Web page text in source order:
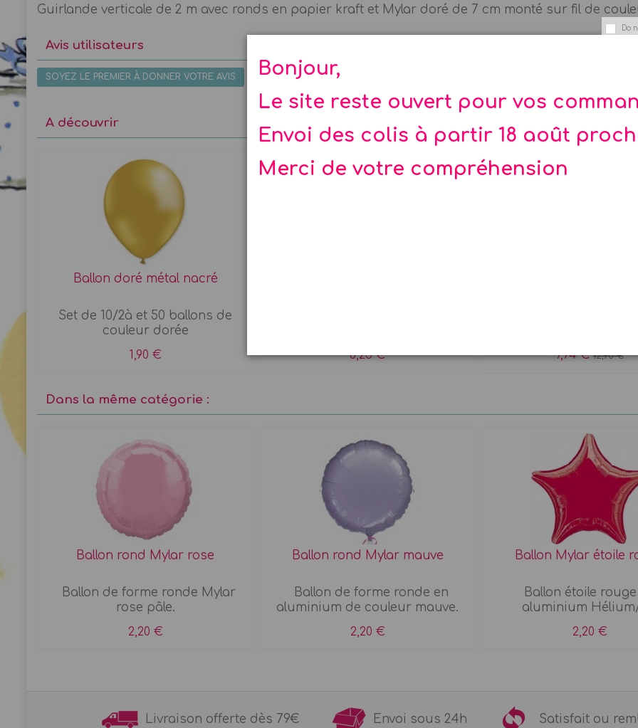
Do
Bonjour,
Le site reste ouvert pour vos
Envoi des colis à partir 18 août
Merci de votre compréhension
Guirlande verticale de 2 m avec ronds en papier kraft et Mylar doré de 7 cm monté sur fil de
Avis utilisateurs
SOYEZ LE PREMIER À DONNER VOTRE AVIS
A découvrir
Ballon doré métal nacré
Set de 10/2à et 50 ballons de
couleur dorée
1,90 € 6,25 € 7,74 €12,90 €
Dans la même catégorie :
Ballon rond Mylar rose
Ballon de forme ronde Mylar
rose pâle.
2,20 €
Ballon rond Mylar mauve
Ballon de forme ronde en
aluminium de couleur mauve.
2,20 €
Ballon Mylar étoile
Ballon étoile
aluminium
2,20 €
Livraison offerte dès 79€ Envoi sous 24h Satisfait ou